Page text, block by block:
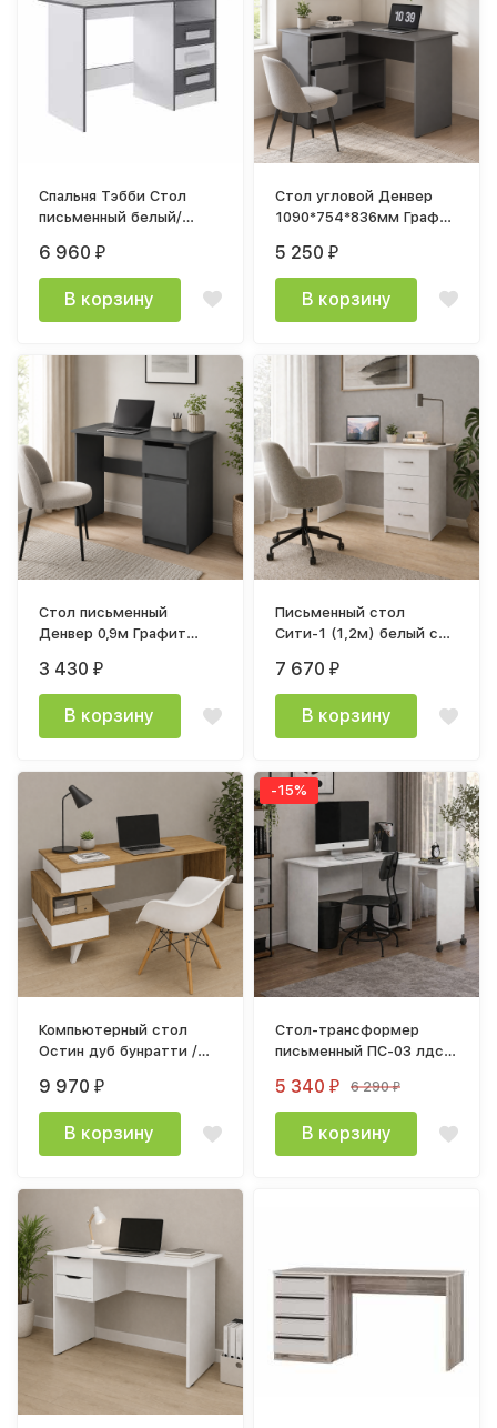
Спальня Тэбби Стол
письменный белый/
6 960₽
В корзину
Стол угловой Денвер
1090*754*836мм Графит
5 250₽
В корзину
Стол письменный
Денвер 0,9м Графит
3 430₽
В корзину
Письменный стол
Сити-1 (1,2м) белый с
7 670₽
В корзину
Компьютерный стол
Остин дуб бунратти /
9 970₽
В корзину
-15%
Стол-трансформер
письменный ПС-03 лдсп
5 340₽ 6 290₽
В корзину